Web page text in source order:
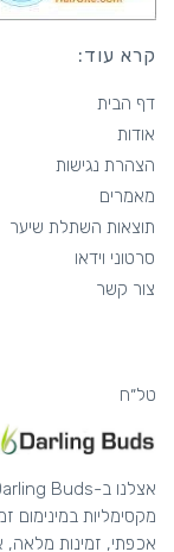
קרא עוד:
דף הבית
אודות
הצהרת נגישות
מאמרים
תוצאות השתלת שיער
סרטוני וידאו
צור קשר
טל״ח
מקסימליות במינימום
אכפתי, זמינות מלאה,